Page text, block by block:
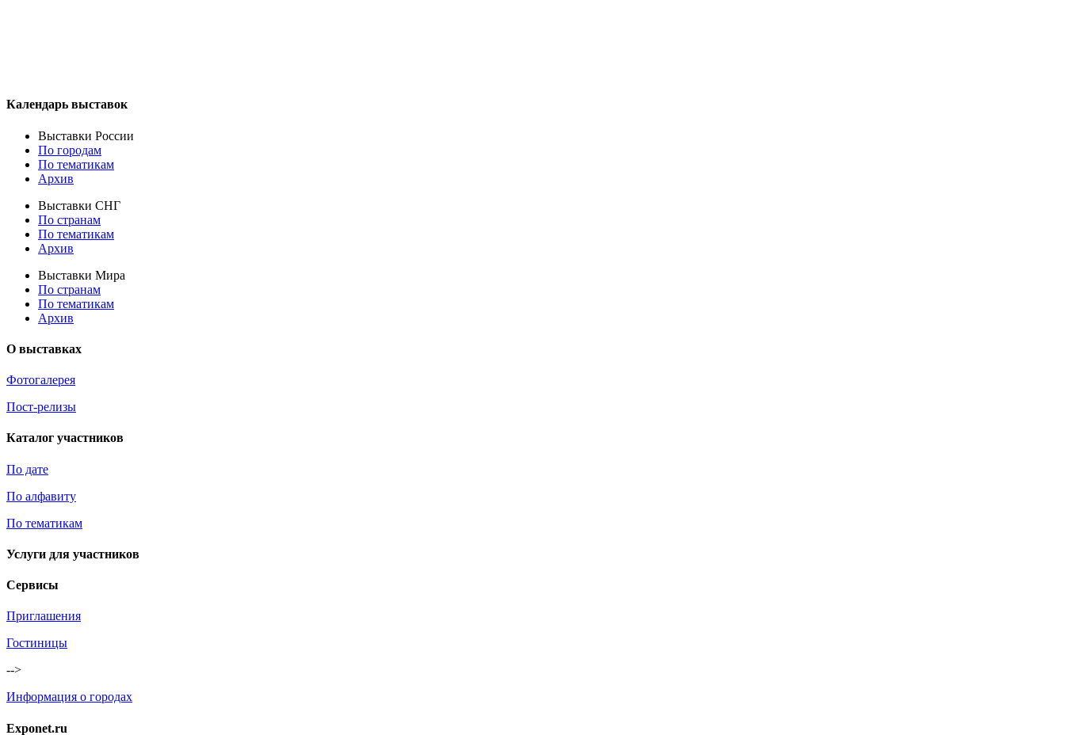
Календарь выставок
Выставки России
По городам
По тематикам
Архив
Выставки СНГ
По странам
По тематикам
Архив
Выставки Мира
По странам
По тематикам
Архив
О выставках
Фотогалерея
Пост-релизы
Каталог участников
По дате
По алфавиту
По тематикам
Услуги для участников
Сервисы
Приглашения
Гостиницы
-->
Информация о городах
Exponet.ru